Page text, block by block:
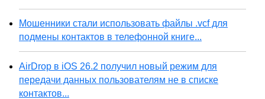
Мошенники стали использовать файлы .vcf для
подмены контактов в телефонной книге...
AirDrop в iOS 26.2 получил новый режим для
передачи данных пользователям не в списке
контактов...